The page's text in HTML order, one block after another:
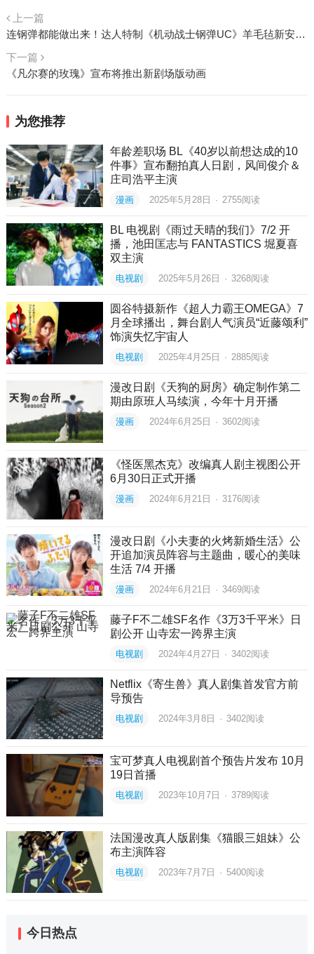
上一篇
连钢弹都能做出来！达人特制《机动战士钢弹UC》羊毛毡新安洲 还可以拆组
下一篇
《凡尔赛的玫瑰》宣布将推出新剧场版动画
为您推荐
年龄差职场 BL《40岁以前想达成的10
件事》宣布翻拍真人日剧，风间俊介＆
庄司浩平主演
漫画 2025年5月28日 · 2755阅读
BL 电视剧《雨过天晴的我们》7/2 开
播，池田匡志与 FANTASTICS 堀夏喜
双主演
电视剧 2025年5月26日 · 3268阅读
圆谷特摄新作《超人力霸王OMEGA》7
月全球播出，舞台剧人气演员“近藤颂利”
饰演失忆宇宙人
电视剧 2025年4月25日 · 2885阅读
漫改日剧《天狗的厨房》确定制作第二
期由原班人马续演，今年十月开播
漫画 2024年6月25日 · 3602阅读
《怪医黑杰克》改编真人剧主视图公开
6月30日正式开播
漫画 2024年6月21日 · 3176阅读
漫改日剧《小夫妻的火烤新婚生活》公
开追加演员阵容与主题曲，暖心的美味
生活 7/4 开播
漫画 2024年6月21日 · 3469阅读
藤子F不二雄SF名作《3万3千平米》日
剧公开 山寺宏一跨界主演
电视剧 2024年4月27日 · 3402阅读
Netflix《寄生兽》真人剧集首发官方前
导预告
电视剧 2024年3月8日 · 3402阅读
宝可梦真人电视剧首个预告片发布 10月
19日首播
电视剧 2023年10月7日 · 3789阅读
法国漫改真人版剧集《猫眼三姐妹》公
布主演阵容
电视剧 2023年7月7日 · 5400阅读
今日热点